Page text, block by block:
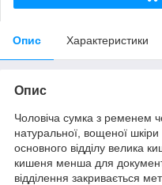
Опис Характеристики
Опис
Чоловіча сумка з ременем
натуральної, вощеної
основного відділу велика
кишеня менша для
відділення закривається